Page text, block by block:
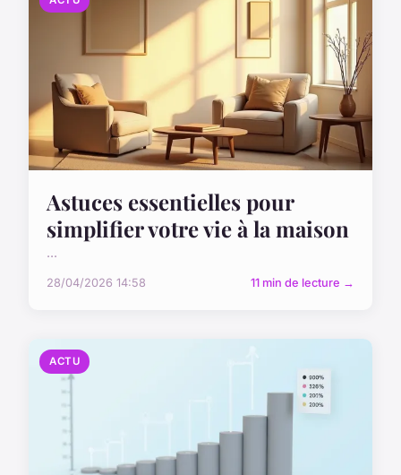
Astuces essentielles pour
simplifier votre vie à la maison
...
28/04/2026 14:58 11 min de lecture →
ACTU